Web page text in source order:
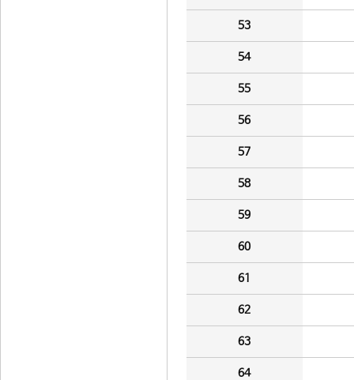
53
54
55
56
57
58
59
60
61
62
63
64